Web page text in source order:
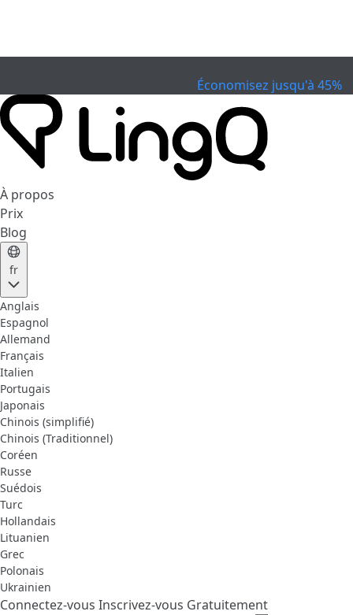
Économisez jusqu'à 45%
À propos
Prix
Blog
fr
Anglais
Espagnol
Allemand
Français
Italien
Portugais
Japonais
Chinois (simplifié)
Chinois (Traditionnel)
Coréen
Russe
Suédois
Turc
Hollandais
Lituanien
Grec
Polonais
Ukrainien
Connectez-vous Inscrivez-vous Gratuitement